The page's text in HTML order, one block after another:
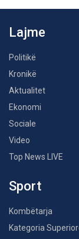
Lajme
Politikë
Kronikë
Aktualitet
Ekonomi
Sociale
Video
Top News LIVE
Sport
Kombëtarja
Kategoria